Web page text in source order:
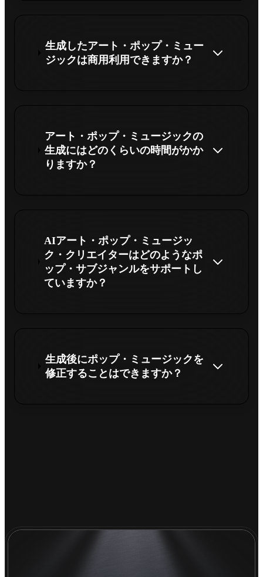
生成したアート・ポップ・ミュー
ジックは商用利用できますか？
アート・ポップ・ミュージックの
生成にはどのくらいの時間がかか
りますか？
AIアート・ポップ・ミュージッ
ク・クリエイターはどのようなポ
ップ・サブジャンルをサポートし
ていますか？
生成後にポップ・ミュージックを
修正することはできますか？